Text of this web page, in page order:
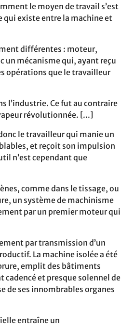
le moyen de travail s’est
existe entre la machine et
différentes : moteur,
un mécanisme qui, ayant reçu
opérations que le travailleur
l’industrie. Ce fut au contraire
révolutionnée. [...]
le travailleur qui manie un
et reçoit son impulsion
n’est cependant que
comme dans le tissage, ou
un système de machinisme
par un premier moteur qui
par transmission d’un
La machine isolée a été
emplit des bâtiments
cadencé et presque solennel de
de ses innombrables organes
entraîne un